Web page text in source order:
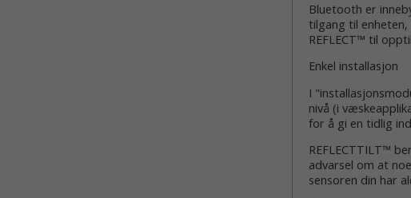
Bluetooth er
tilgang til
REFLECT™ til
Enkel installasjon
I
nivå (i
for å gi en tidlig
REFLECTTILT™
advarsel om at
sensoren din har